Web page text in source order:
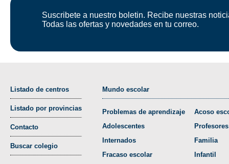
Suscribete a nuestro boletin. Recibe nuestras
Todas las ofertas y novedades en tu correo.
Listado de centros
Listado por provincias
Contacto
Buscar colegio
Mundo escolar
Problemas de aprendizaje
Adolescentes
Internados
Fracaso escolar
Acoso
Profesores
Familia
Infantil